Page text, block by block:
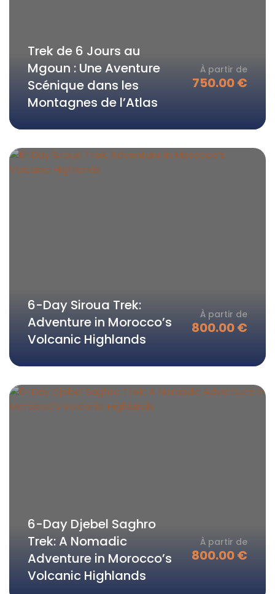
Trek de 6 Jours au
Mgoun : Une Aventure
Scénique dans les
Montagnes de l’Atlas
À partir de
750.00€
6-Day Siroua Trek:
Adventure in Morocco’s
Volcanic Highlands
À partir de
800.00€
6-Day Djebel Saghro
Trek: A Nomadic
Adventure in Morocco’s
Volcanic Highlands
À partir de
800.00€